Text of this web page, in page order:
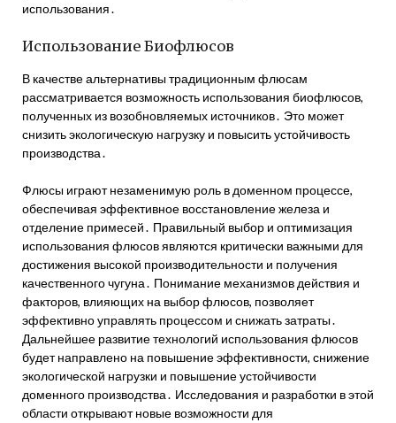
использования․
Использование Биофлюсов
В качестве альтернативы традиционным флюсам
рассматривается возможность использования биофлюсов,
полученных из возобновляемых источников․ Это может
снизить экологическую нагрузку и повысить устойчивость
производства․
Флюсы играют незаменимую роль в доменном процессе,
обеспечивая эффективное восстановление железа и
отделение примесей․ Правильный выбор и оптимизация
использования флюсов являются критически важными для
достижения высокой производительности и получения
качественного чугуна․ Понимание механизмов действия и
факторов, влияющих на выбор флюсов, позволяет
эффективно управлять процессом и снижать затраты․
Дальнейшее развитие технологий использования флюсов
будет направлено на повышение эффективности, снижение
экологической нагрузки и повышение устойчивости
доменного производства․ Исследования и разработки в этой
области открывают новые возможности для